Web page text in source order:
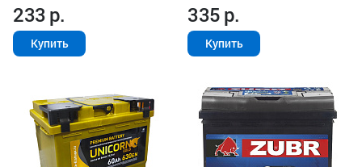
233р.
Купить
335р.
Купить